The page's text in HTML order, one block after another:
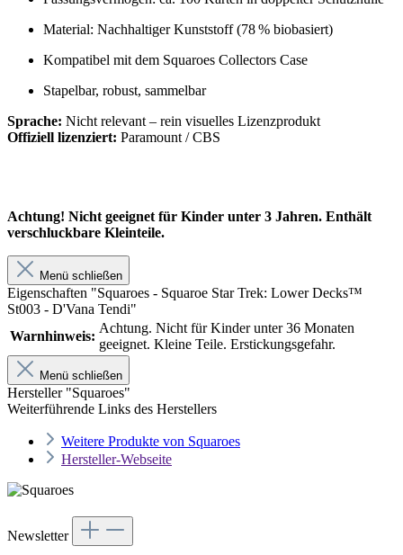
Material: Nachhaltiger Kunststoff (78 % biobasiert)
Kompatibel mit dem Squaroes Collectors Case
Stapelbar, robust, sammelbar
Sprache: Nicht relevant – rein visuelles Lizenzprodukt
Offiziell lizenziert: Paramount / CBS
Achtung! Nicht geeignet für Kinder unter 3 Jahren. Enthält
verschluckbare Kleinteile.
Menü schließen
Eigenschaften "Squaroes - Squaroe Star Trek: Lower Decks™
St003 - D'Vana Tendi"
Warnhinweis:
Achtung. Nicht für Kinder unter 36 Monaten
geeignet. Kleine Teile. Erstickungsgefahr.
Menü schließen
Hersteller "Squaroes"
Weiterführende Links des Herstellers
Weitere Produkte von Squaroes
Hersteller-Webseite
Newsletter